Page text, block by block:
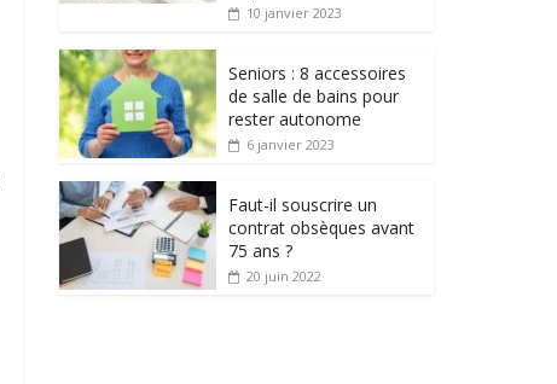
10 janvier 2023
Seniors : 8 accessoires
de salle de bains pour
rester autonome
6 janvier 2023
Faut-il souscrire un
contrat obsèques avant
75 ans ?
20 juin 2022